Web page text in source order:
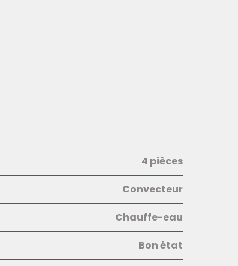
4 pièces
Convecteur
Chauffe-eau
Bon état